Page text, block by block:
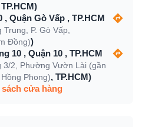
TP.HCM)
, Quận Gò Vấp , TP.HCM
P. Gò Vấp,
Đồng))
10 , Quận 10 , TP.HCM
2, Phường Vườn Lài (gần
Phong), TP.HCM)
cửa hàng